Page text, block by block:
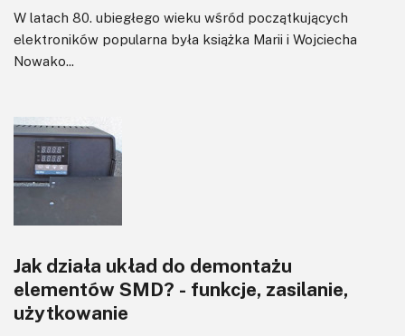
W latach 80. ubiegłego wieku wśród początkujących
elektroników popularna była książka Marii i Wojciecha
Nowako...
Jak działa układ do demontażu
elementów SMD? - funkcje, zasilanie,
użytkowanie